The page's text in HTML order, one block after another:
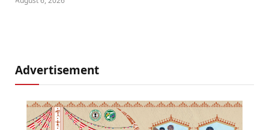
Advertisement